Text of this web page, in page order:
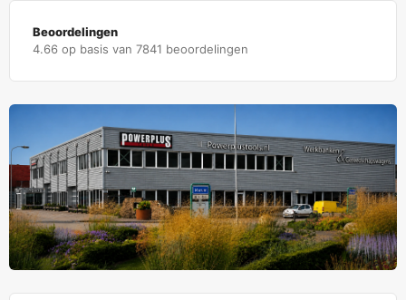
Beoordelingen
4.66 op basis van 7841 beoordelingen